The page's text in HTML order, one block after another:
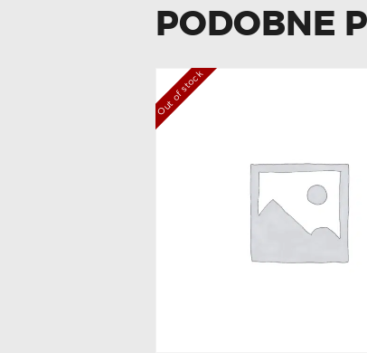
PODOBNE
Out of stock